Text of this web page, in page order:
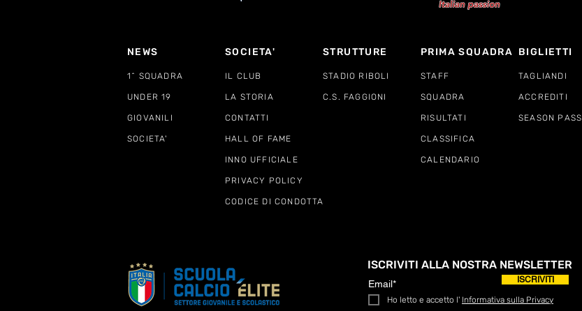
NEWS SOCIETA' STRUTTURE PRIMA SQUADRA BIGLIETTI
1^ SQUADRA IL CLUB STADIO RIBOLI STAFF TAGLIANDI
UNDER 19 LA STORIA C.S. FAGGIONI SQUADRA ACCREDITI
GIOVANILI CONTATTI
SOCIETA' HALL OF FAME
INNO UFFICIALE
RISULTATI SEASON PASS
CLASSIFICA
CALENDARIO
PRIVACY POLICY
CODICE DI CONDOTTA
ISCRIVITI ALLA NOSTRA NEWSLETTER
ISCRIVITI
Ho letto e accetto l' Informativa sulla Privacy